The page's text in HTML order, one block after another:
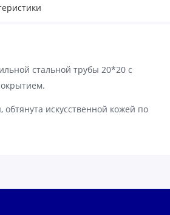
стальной трубы 20*20 с
обтянута искусственной кожей по